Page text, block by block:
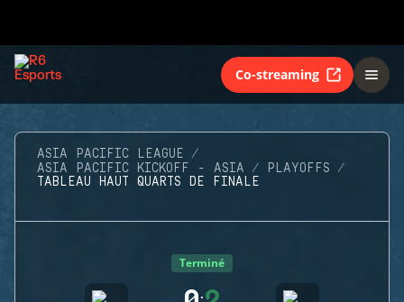
Co-streaming
ASIA PACIFIC LEAGUE
ASIA PACIFIC KICKOFF - ASIA
PLAYOFFS
TABLEAU HAUT QUARTS DE FINALE
Terminé